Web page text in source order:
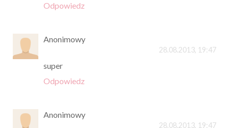
Odpowiedz
Anonimowy
28.08.2013, 19:47
super
Odpowiedz
Anonimowy
28.08.2013, 19:47